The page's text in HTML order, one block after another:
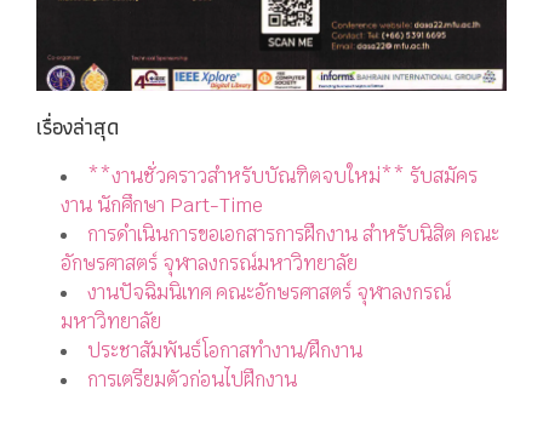
เรื่องล่าสุด
**งานชั่วคราวสำหรับบัณฑิตจบใหม่** รับสมัคร
งาน นักศึกษา Part-Time
การดำเนินการขอเอกสารการฝึกงาน สำหรับนิสิต คณะ
อักษรศาสตร์ จุฬาลงกรณ์มหาวิทยาลัย
งานปัจฉิมนิเทศ คณะอักษรศาสตร์ จุฬาลงกรณ์
มหาวิทยาลัย
ประชาสัมพันธ์โอกาสทำงาน/ฝึกงาน
การเตรียมตัวก่อนไปฝึกงาน